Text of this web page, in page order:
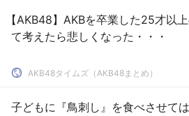
【AKB48】AKBを卒業した25才以
て考えたら悲しくなった・・・
AKB48タイムズ（AKB48まとめ）
子どもに『鳥刺し』を食べさせて